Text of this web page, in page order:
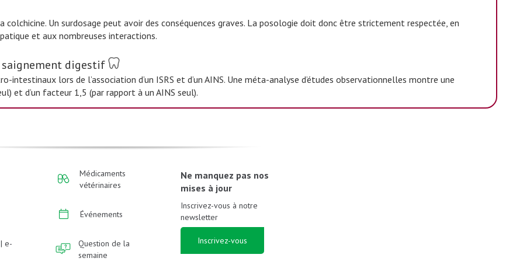
Un surdosage peut avoir des conséquences graves. La posologie doit donc être strictement respectée, en
et aux nombreuses interactions.
saignement digestif
intestinaux lors de l’association d’un ISRS et d’un AINS. Une méta-analyse d’études observationnelles montre une
et d’un facteur 1,5 (par rapport à un AINS seul).
e-
Médicaments
vétérinaires
Événements
Question de la
semaine
Ne manquez pas nos
mises à jour
Inscrivez-vous à notre
newsletter
Inscrivez-vous